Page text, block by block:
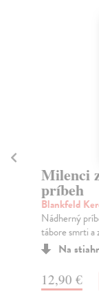
Milenci
príbeh
Blankfeld
Nádherný
tábore smrti a
Na
12,90 €